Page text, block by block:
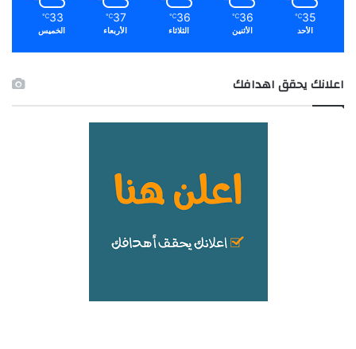
35
℃
الأحد
36
℃
الأثنين
36
℃
الثلاثاء
37
℃
الأربعاء
33
℃
الخميس
اعلانك يحقق اهدافك